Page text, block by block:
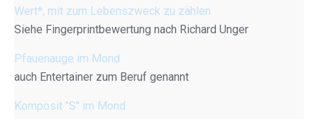
Wert*, mit zum Lebenszweck zu zählen
Siehe Fingerprintbewertung nach Richard Unger
Pfauenauge im Mond
auch Entertainer zum Beruf genannt
Komposit "S" im Mond